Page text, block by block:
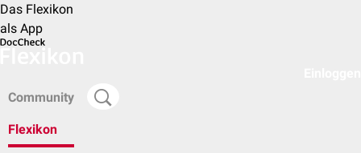
Das Flexikon
als App
Community
Flexikon